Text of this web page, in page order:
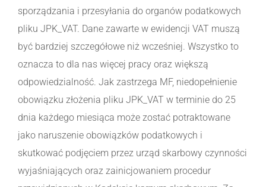
sporządzania i przesyłania do organów podatkowych
pliku JPK_VAT. Dane zawarte w ewidencji VAT muszą
być bardziej szczegółowe niż wcześniej. Wszystko to
oznacza to dla nas więcej pracy oraz większą
odpowiedzialność. Jak zastrzega MF, niedopełnienie
obowiązku złożenia pliku JPK_VAT w terminie do 25
dnia każdego miesiąca może zostać potraktowane
jako naruszenie obowiązków podatkowych i
skutkować podjęciem przez urząd skarbowy czynności
wyjaśniających oraz zainicjowaniem procedur